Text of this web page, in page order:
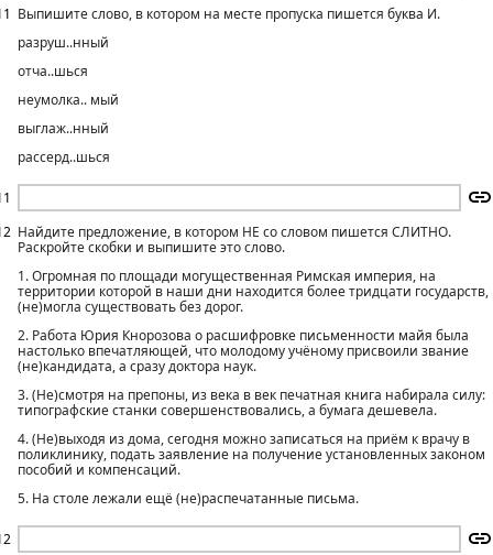
Выпишите слово, в котором на месте пропуска пишется буква И.
разруш..нный
отча..шься
неумолка.. мый
выглаж..нный
рассерд..шься
Найдите предложение, в котором НЕ со словом пишется СЛИТНО.
Раскройте скобки и выпишите это слово.
1. Огромная по площади могущественная Римская империя, на
территории которой в наши дни находится более тридцати государств,
(не)могла существовать без дорог.
2. Работа Юрия Кнорозова о расшифровке письменности майя была
настолько впечатляющей, что молодому учёному присвоили звание
(не)кандидата, а сразу доктора наук.
3. (Не)смотря на препоны, из века в век печатная книга набирала силу:
типографские станки совершенствовались, а бумага дешевела.
4. (Не)выходя из дома, сегодня можно записаться на приём к врачу в
поликлинику, подать заявление на получение установленных законом
пособий и компенсаций.
5. На столе лежали ещё (не)распечатанные письма.